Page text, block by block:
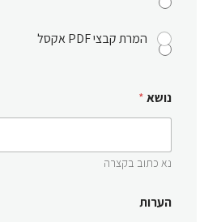
המרת קבצי PDF אקסל
נושא*
נא כתוב בקצרה
הערות